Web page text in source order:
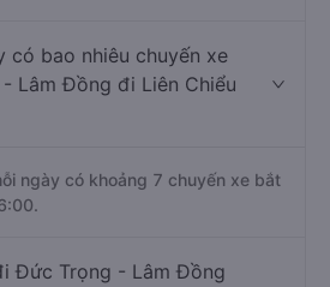
có bao nhiêu chuyến xe
Lâm Đồng đi Liên Chiểu
ngày có khoảng 7 chuyến xe bắt
Đức Trọng - Lâm Đồng